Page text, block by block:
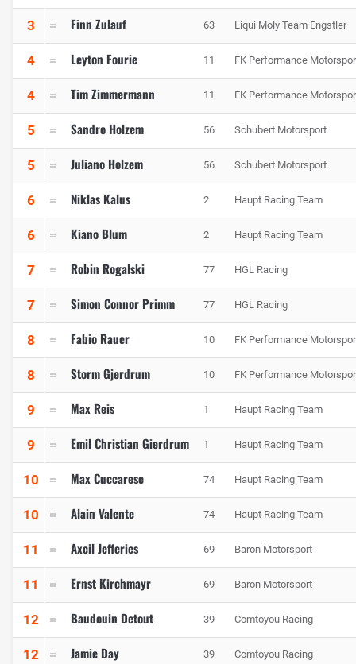
3 Finn Zulauf 63 Liqui Moly Team Engstler
4 Leyton Fourie 11 FK Performance
4 Tim Zimmermann 11 FK Performance
5 Sandro Holzem 56 Schubert Motorsport
5 Juliano Holzem 56 Schubert Motorsport
6 Niklas Kalus 2 Haupt Racing Team
6 Kiano Blum 2 Haupt Racing Team
7 Robin Rogalski 77 HGL Racing
7 Simon Connor Primm 77 HGL Racing
8 Fabio Rauer 10 FK Performance
8 Storm Gjerdrum 10 FK Performance
9 Max Reis 1 Haupt Racing Team
9 Emil Christian Gierdrum 1 Haupt Racing Team
10 Max Cuccarese 74 Haupt Racing Team
10 Alain Valente 74 Haupt Racing Team
11 Axcil Jefferies 69 Baron Motorsport
11 Ernst Kirchmayr 69 Baron Motorsport
12 Baudouin Detout 39 Comtoyou Racing
12 Jamie Day 39 Comtoyou Racing